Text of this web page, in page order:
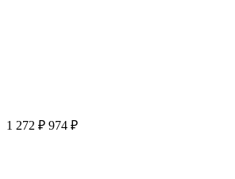
1 272 ₽ 974 ₽